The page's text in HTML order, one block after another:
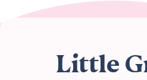
Little